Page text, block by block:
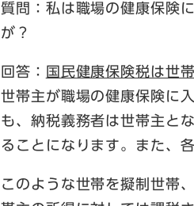
質問：私は職場の健康保険
が？
回答： 国民健康保険税は世
世帯主が職場の健康保険に
も、納税義務者は世帯主と
ることになります。また、
このような世帯を擬制世帯